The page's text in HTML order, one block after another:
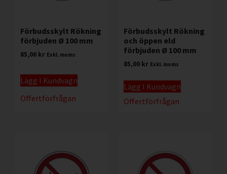
Förbudsskylt Rökning
förbjuden Ø 100 mm
85,00 kr Exkl. moms
Lägg I Kundvagn
Offertförfrågan
Förbudsskylt Rökning
och öppen eld
förbjuden Ø 100 mm
85,00 kr Exkl. moms
Lägg I Kundvagn
Offertförfrågan